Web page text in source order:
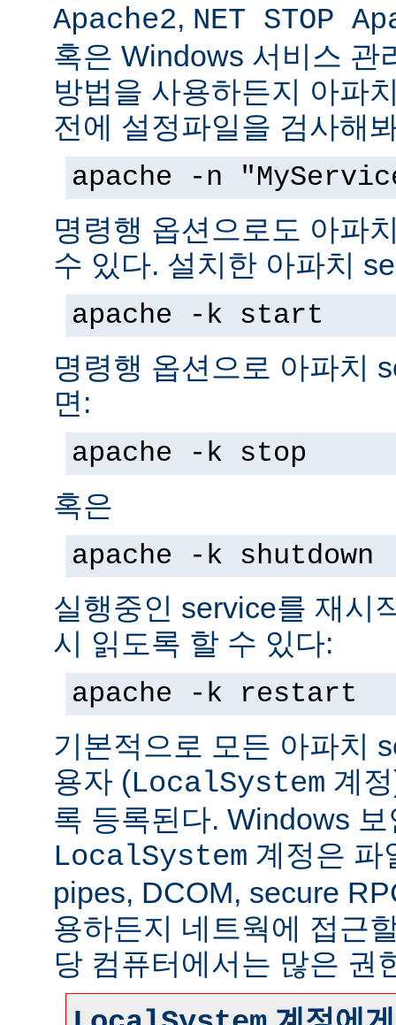
Apache2, NET STOP
혹은 Windows 서비스 관
방법을 사용하든지 아파
전에 설정파일을 검사해
apache -n
명령행 옵션으로도 아파
수 있다. 설치한 아파치
apache -k start
명령행 옵션으로 아파치
면:
apache -k stop
혹은
apache -k shutdown
실행중인 service를 재시
시 읽도록 할 수 있다:
apache -k restart
기본적으로 모든 아파치
용자 (LocalSystem 계
록 등록된다. Windows
LocalSystem 계정은 파
pipes, DCOM, secure
용하든지 네트웍에 접근
당 컴퓨터에서는 많은 권